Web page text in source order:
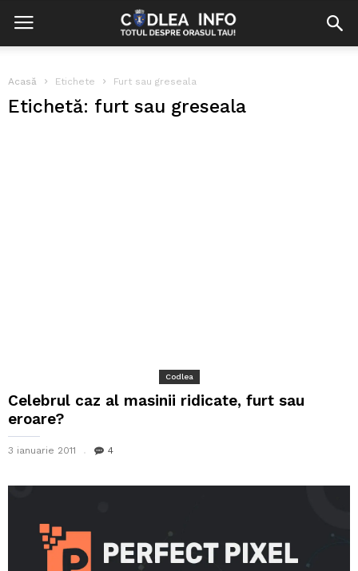
Acasă Etichete Furt sau greseala
Etichetă: furt sau greseala
Codlea
Celebrul caz al masinii ridicate, furt sau
eroare?
3 ianuarie 2011 4